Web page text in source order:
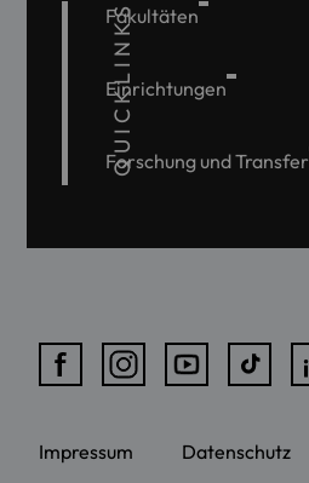
QUICKLINKS
Fakultäten
Einrichtungen
Forschung und Transfer
Impressum Datenschutz